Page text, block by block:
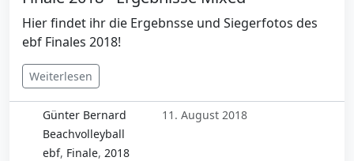
Hier findet ihr die Ergebnsse und Siegerfotos des
ebf Finales 2018!
Weiterlesen
Günter Bernard
11. August 2018
Beachvolleyball
ebf, Finale, 2018